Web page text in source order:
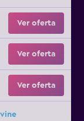
Ver oferta
Ver oferta
Ver oferta